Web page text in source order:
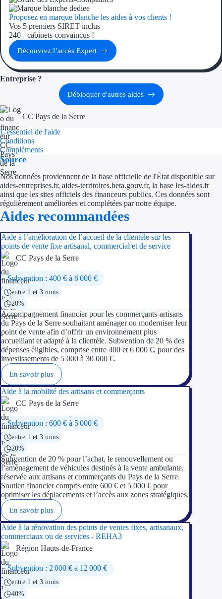
Ressources
Nos guides
Nos partenaires
Proposez en marque blanche les aides à vos clients !
Vos 5 premiers SIRET inclus
240+ cabinets convaincus !
Découvrez l’accès Expert
Entreprise ?
Débloquer d'autres aides
CC Pays de la Serre
L'essentiel de l'aide
Conditions
Compléments
Source
Nos données proviennent de la base officielle de l'État disponible sur
aides-entreprises.fr, aides-territoires.beta.gouv.fr, la base les-aides.fr
ainsi que les sites officiels des financeurs publics. Ces données sont
régulièrement améliorées et complétées par notre équipe.
Aides recommandées
Aide à l’amélioration de l’accueil de la clientèle sur les
points de vente fixe artisanal, commercial et de service
CC Pays de la Serre
Subvention : 400 € à 6 000 €
entre 1 et 3 mois
20%
Accompagnement financier pour les commerçants-artisans
du Pays de la Serre souhaitant aménager ou moderniser leur
point de vente afin d’offrir un environnement plus
accueillant et adapté à la clientèle. Subvention de 20 % des
dépenses éligibles, comprise entre 400 et 6 000 €, pour des
investissements de 5 000 à 30 000 €.
En savoir plus
Aide à la mobilité des artisans et commerçants
CC Pays de la Serre
Subvention : 600 € à 5 000 €
entre 1 et 3 mois
20%
Subvention de 20 % pour l’achat, le renouvellement ou
l’aménagement de véhicules destinés à la vente ambulante,
réservée aux artisans et commerçants du Pays de la Serre.
Soutien financier compris entre 600 € et 5 000 € pour
optimiser les déplacements et l’accès aux zones stratégiques.
En savoir plus
Aide à la rénovation des points de ventes fixes, artisanaux,
commerciaux ou de services - REHA3
Région Hauts-de-France
Subvention : 2 000 € à 12 000 €
entre 1 et 3 mois
40%